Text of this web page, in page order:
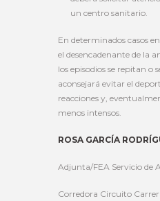
un centro sanitario.
En determinados casos
el desencadenante de la
los episodios se repitan o
aconsejará evitar el
reacciones y,
menos intensos.
ROSA GARCÍA
Adjunta/FEA Servicio de
Corredora Circuito